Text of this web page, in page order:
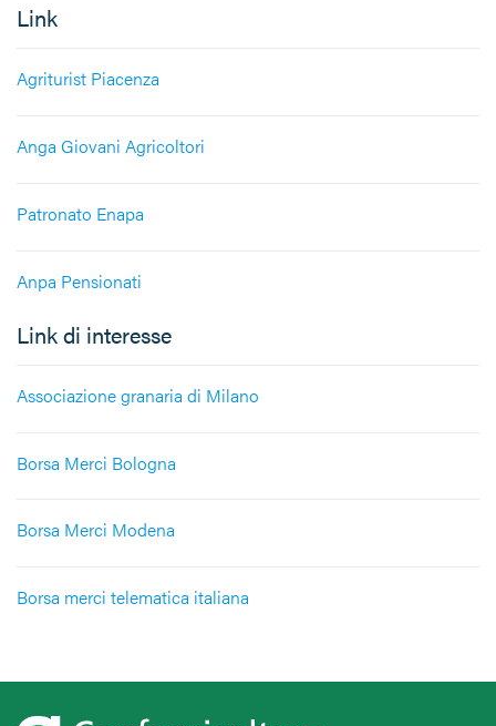
Link
Agriturist Piacenza
Anga Giovani Agricoltori
Patronato Enapa
Anpa Pensionati
Link di interesse
Associazione granaria di Milano
Borsa Merci Bologna
Borsa Merci Modena
Borsa merci telematica italiana